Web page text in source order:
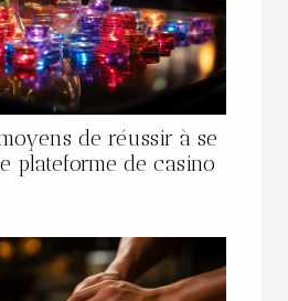
de réussir à se
plateforme de casino